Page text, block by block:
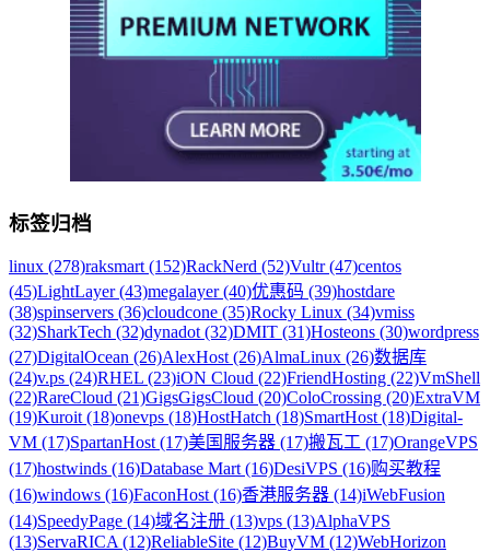
标签归档
linux (278)raksmart (152)RackNerd (52)Vultr (47)centos
(45)LightLayer (43)megalayer (40)优惠码 (39)hostdare
(38)spinservers (36)cloudcone (35)Rocky Linux (34)vmiss
(32)SharkTech (32)dynadot (32)DMIT (31)Hosteons (30)wordpress
(27)DigitalOcean (26)AlexHost (26)AlmaLinux (26)数据库
(24)v.ps (24)RHEL (23)iON Cloud (22)FriendHosting (22)VmShell
(22)RareCloud (21)GigsGigsCloud (20)ColoCrossing (20)ExtraVM
(19)Kuroit (18)onevps (18)HostHatch (18)SmartHost (18)Digital-
VM (17)SpartanHost (17)美国服务器 (17)搬瓦工 (17)OrangeVPS
(17)hostwinds (16)Database Mart (16)DesiVPS (16)购买教程
(16)windows (16)FaconHost (16)香港服务器 (14)iWebFusion
(14)SpeedyPage (14)域名注册 (13)vps (13)AlphaVPS
(13)ServaRICA (12)ReliableSite (12)BuyVM (12)WebHorizon